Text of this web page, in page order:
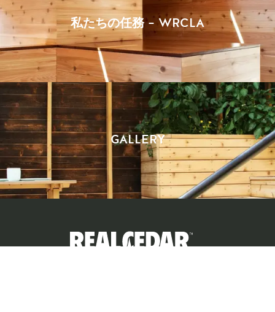
私たちの任務 – WRCLA
GALLERY